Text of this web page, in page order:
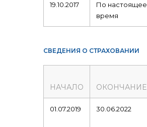
19.10.2017
По настоящее
время
СВЕДЕНИЯ О СТРАХОВАНИИ
НАЧАЛО ОКОНЧАНИЕ
01.07.2019 30.06.2022